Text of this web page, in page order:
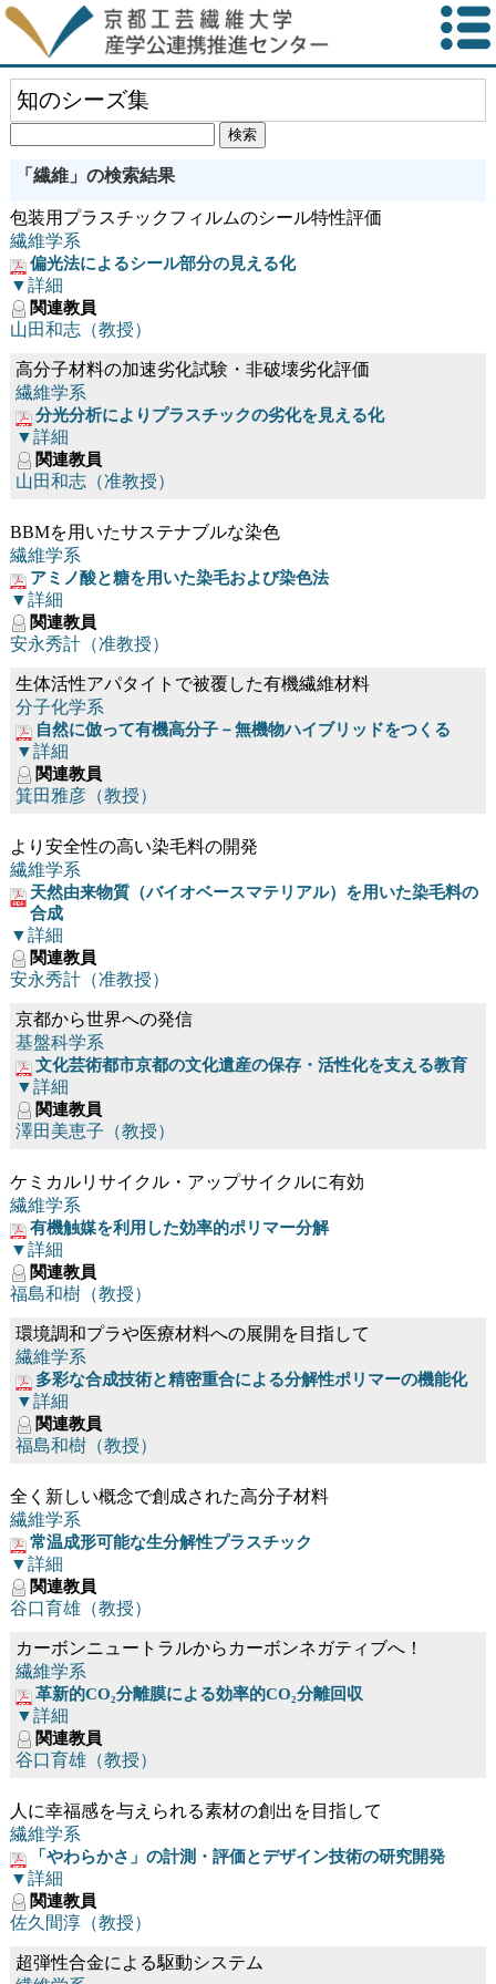
知のシーズ集
「繊維」の検索結果
包装用プラスチックフィルムのシール特性評価
繊維学系
偏光法によるシール部分の見える化
▼詳細
関連教員
山田和志（教授）
高分子材料の加速劣化試験・非破壊劣化評価
繊維学系
分光分析によりプラスチックの劣化を見える化
▼詳細
関連教員
山田和志（准教授）
BBMを用いたサステナブルな染色
繊維学系
アミノ酸と糖を用いた染毛および染色法
▼詳細
関連教員
安永秀計（准教授）
生体活性アパタイトで被覆した有機繊維材料
分子化学系
自然に倣って有機高分子－無機物ハイブリッドをつくる
▼詳細
関連教員
箕田雅彦（教授）
より安全性の高い染毛料の開発
繊維学系
天然由来物質（バイオベースマテリアル）を用いた染毛料の
合成
▼詳細
関連教員
安永秀計（准教授）
京都から世界への発信
基盤科学系
文化芸術都市京都の文化遺産の保存・活性化を支える教育
▼詳細
関連教員
澤田美恵子（教授）
ケミカルリサイクル・アップサイクルに有効
繊維学系
有機触媒を利用した効率的ポリマー分解
▼詳細
関連教員
福島和樹（教授）
環境調和プラや医療材料への展開を目指して
繊維学系
多彩な合成技術と精密重合による分解性ポリマーの機能化
▼詳細
関連教員
福島和樹（教授）
全く新しい概念で創成された高分子材料
繊維学系
常温成形可能な生分解性プラスチック
▼詳細
関連教員
谷口育雄（教授）
カーボンニュートラルからカーボンネガティブへ！
繊維学系
革新的CO₂分離膜による効率的CO₂分離回収
▼詳細
関連教員
谷口育雄（教授）
人に幸福感を与えられる素材の創出を目指して
繊維学系
「やわらかさ」の計測・評価とデザイン技術の研究開発
▼詳細
関連教員
佐久間淳（教授）
超弾性合金による駆動システム